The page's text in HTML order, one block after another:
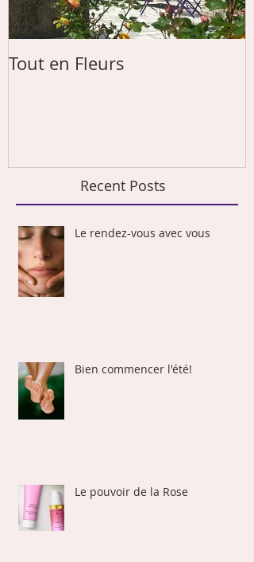
Tout en Fleurs
Recent Posts
Le rendez-vous avec vous
Bien commencer l'été!
Le pouvoir de la Rose